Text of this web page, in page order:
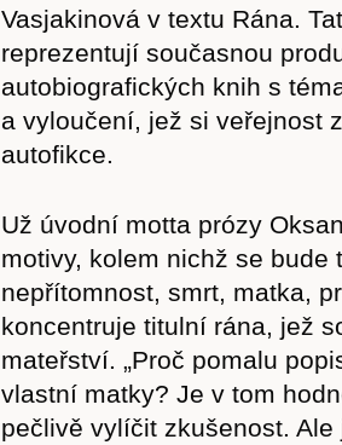
Vasjakinová v textu Rána.
reprezentují současnou
autobiografických knih s
a vyloučení, jež si veřejnost
autofikce.
Už úvodní motta prózy
motivy, kolem nichž se bude
nepřítomnost, smrt, matka,
koncentruje titulní rána, jež
mateřství. „Proč pomalu
vlastní matky? Je v tom
pečlivě vylíčit zkušenost.